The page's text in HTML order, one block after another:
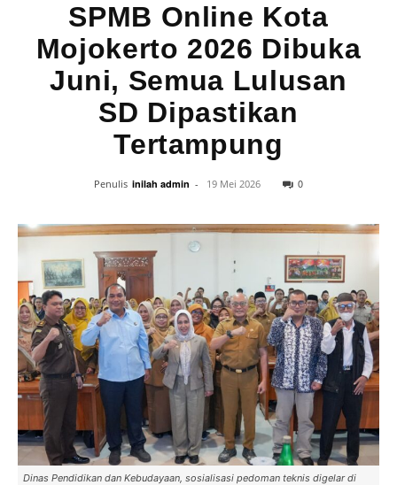
SPMB Online Kota
Mojokerto 2026 Dibuka
Juni, Semua Lulusan
SD Dipastikan
Tertampung
Penulis inilah admin - 19 Mei 2026 0
Dinas Pendidikan dan Kebudayaan, sosialisasi pedoman teknis digelar di